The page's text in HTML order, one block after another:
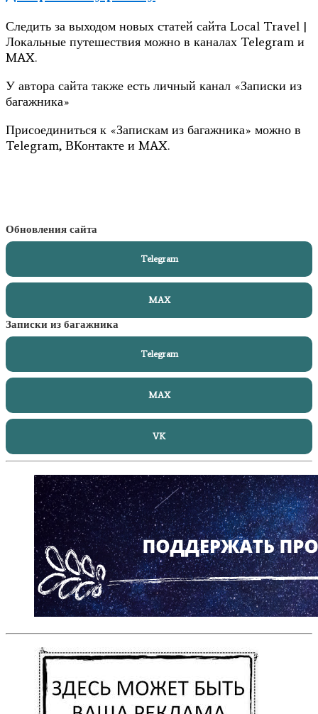
Следить за выходом новых статей сайта Local Travel |
Локальные путешествия можно в каналах Telegram и
MAX.
У автора сайта также есть личный канал «Записки из
багажника»
Присоединиться к «Запискам из багажника» можно в
Telegram, ВКонтакте и MAX.
Обновления сайта
Telegram
MAX
Записки из багажника
Telegram
MAX
VK